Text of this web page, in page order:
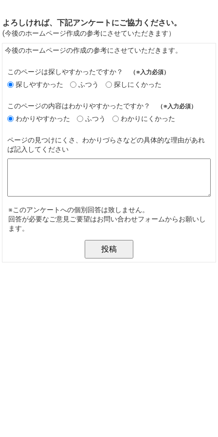
よろしければ、下記アンケートにご協力ください。
(今後のホームページ作成の参考にさせていただきます）
今後のホームページの作成の参考にさせていただきます。
このページは探しやすかったですか？ （※入力必須）
探しやすかった ふつう 探しにくかった
このページの内容はわかりやすかったですか？ （※入力必須）
わかりやすかった ふつう わかりにくかった
ページの見つけにくさ、わかりづらさなどの具体的な理由があれ
ば記入してください
※このアンケートへの個別回答は致しません。
回答が必要なご意見ご要望はお問い合わせフォームからお願いし
ます。